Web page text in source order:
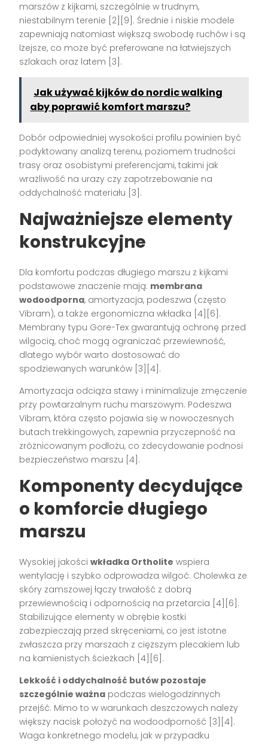
marszów z kijkami, szczególnie w trudnym,
niestabilnym terenie [2][9] . Średnie i niskie modele
zapewniają natomiast większą swobodę ruchów i są
lżejsze, co może być preferowane na łatwiejszych
szlakach oraz latem [3] .
Jak używać kijków do nordic walking
aby poprawić komfort marszu?
Dobór odpowiedniej wysokości profilu powinien być
podyktowany analizą terenu, poziomem trudności
trasy oraz osobistymi preferencjami, takimi jak
wrażliwość na urazy czy zapotrzebowanie na
oddychalność materiału [3] .
Najważniejsze elementy
konstrukcyjne
Dla komfortu podczas długiego marszu z kijkami
podstawowe znaczenie mają: membrana
wodoodporna, amortyzacja, podeszwa (często
Vibram), a także ergonomiczna wkładka [4][6] .
Membrany typu Gore-Tex gwarantują ochronę przed
wilgocią, choć mogą ograniczać przewiewność,
dlatego wybór warto dostosować do
spodziewanych warunków [3][4] .
Amortyzacja odciąża stawy i minimalizuje zmęczenie
przy powtarzalnym ruchu marszowym. Podeszwa
Vibram, która często pojawia się w nowoczesnych
butach trekkingowych, zapewnia przyczepność na
zróżnicowanym podłożu, co zdecydowanie podnosi
bezpieczeństwo marszu [4] .
Komponenty decydujące
o komforcie długiego
marszu
Wysokiej jakościwkładka Ortholite wspiera
wentylację i szybko odprowadza wilgoć. Cholewka ze
skóry zamszowej łączy trwałość z dobrą
przewiewnością i odpornością na przetarcia [4][6] .
Stabilizujące elementy w obrębie kostki
zabezpieczają przed skręceniami, co jest istotne
zwłaszcza przy marszach z cięższym plecakiem lub
na kamienistych ścieżkach [4][6] .
Lekkość i oddychalność butów pozostaje
szczególnie ważna podczas wielogodzinnych
przejść. Mimo to w warunkach deszczowych należy
większy nacisk położyć na wodoodporność [3][4] .
Waga konkretnego modelu, jak w przypadku